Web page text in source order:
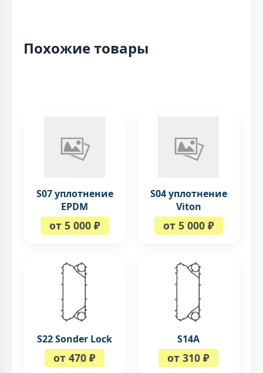
Похожие товары
S07 уплотнение
EPDM
от 5 000 ₽
S04 уплотнение
Viton
от 5 000 ₽
S22 Sonder Lock
от 470 ₽
S14A
от 310 ₽